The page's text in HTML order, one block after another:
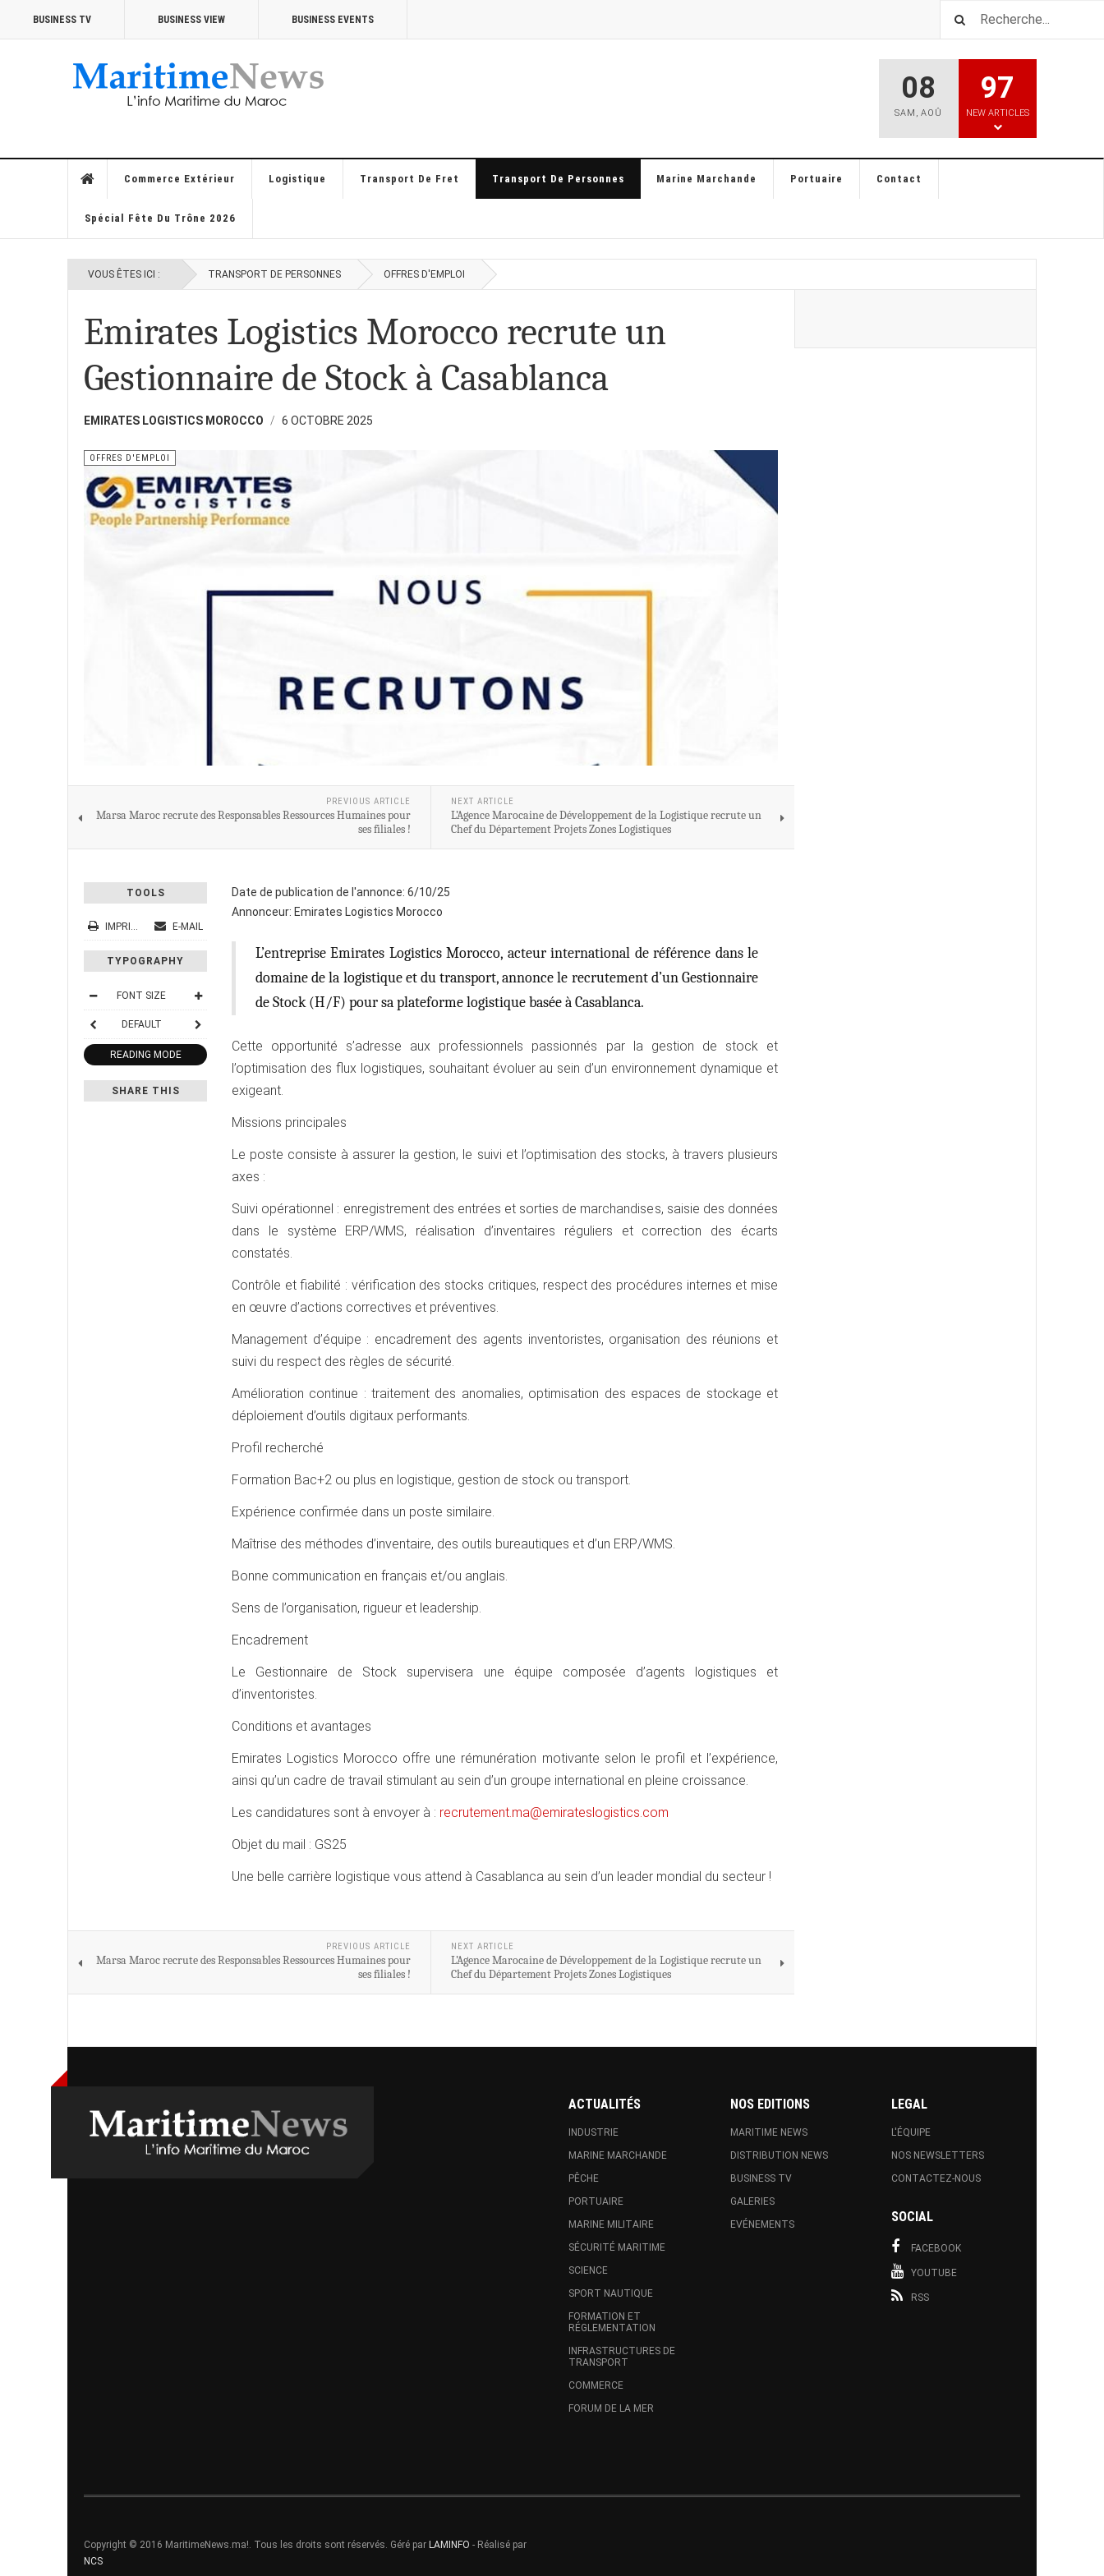
BUSINESS TV BUSINESS VIEW BUSINESS EVENTS
08
SAM , AOÛ
97
NEW ARTICLES
Commerce Extérieur Logistique Transport De Fret Transport De Personnes Marine Marchande Portuaire Contact
Spécial Fête Du Trône 2026
VOUS ÊTES ICI : TRANSPORT DE PERSONNES OFFRES D'EMPLOI
Emirates Logistics Morocco recrute un
Gestionnaire de Stock à Casablanca
EMIRATES LOGISTICS MOROCCO 6 OCTOBRE 2025
OFFRES D'EMPLOI
PREVIOUS ARTICLE
Marsa Maroc recrute des Responsables Ressources Humaines pour
ses filiales !
NEXT ARTICLE
L’Agence Marocaine de Développement de la Logistique recrute un
Chef du Département Projets Zones Logistiques
TOOLS
IMPRIMER E-MAIL
TYPOGRAPHY
FONT SIZE
DEFAULT
READING MODE
SHARE THIS
Date de publication de l'annonce: 6/10/25
Annonceur: Emirates Logistics Morocco
L’entreprise Emirates Logistics Morocco, acteur international de référence dans le
domaine de la logistique et du transport, annonce le recrutement d’un Gestionnaire
de Stock (H/F) pour sa plateforme logistique basée à Casablanca.
Cette opportunité s’adresse aux professionnels passionnés par la gestion de stock et
l’optimisation des flux logistiques, souhaitant évoluer au sein d’un environnement dynamique et
exigeant.
Missions principales
Le poste consiste à assurer la gestion, le suivi et l’optimisation des stocks, à travers plusieurs
axes :
Suivi opérationnel : enregistrement des entrées et sorties de marchandises, saisie des données
dans le système ERP/WMS, réalisation d’inventaires réguliers et correction des écarts
constatés.
Contrôle et fiabilité : vérification des stocks critiques, respect des procédures internes et mise
en œuvre d’actions correctives et préventives.
Management d’équipe : encadrement des agents inventoristes, organisation des réunions et
suivi du respect des règles de sécurité.
Amélioration continue : traitement des anomalies, optimisation des espaces de stockage et
déploiement d’outils digitaux performants.
Profil recherché
Formation Bac+2 ou plus en logistique, gestion de stock ou transport.
Expérience confirmée dans un poste similaire.
Maîtrise des méthodes d’inventaire, des outils bureautiques et d’un ERP/WMS.
Bonne communication en français et/ou anglais.
Sens de l’organisation, rigueur et leadership.
Encadrement
Le Gestionnaire de Stock supervisera une équipe composée d’agents logistiques et
d’inventoristes.
Conditions et avantages
Emirates Logistics Morocco offre une rémunération motivante selon le profil et l’expérience,
ainsi qu’un cadre de travail stimulant au sein d’un groupe international en pleine croissance.
Les candidatures sont à envoyer à : recrutement.ma@emirateslogistics.com
Objet du mail : GS25
Une belle carrière logistique vous attend à Casablanca au sein d’un leader mondial du secteur !
PREVIOUS ARTICLE
Marsa Maroc recrute des Responsables Ressources Humaines pour
ses filiales !
NEXT ARTICLE
L’Agence Marocaine de Développement de la Logistique recrute un
Chef du Département Projets Zones Logistiques
ACTUALITÉS
INDUSTRIE
MARINE MARCHANDE
PÊCHE
PORTUAIRE
MARINE MILITAIRE
SÉCURITÉ MARITIME
SCIENCE
SPORT NAUTIQUE
FORMATION ET
RÉGLEMENTATION
INFRASTRUCTURES DE
TRANSPORT
COMMERCE
FORUM DE LA MER
NOS EDITIONS
MARITIME NEWS
DISTRIBUTION NEWS
BUSINESS TV
GALERIES
EVÉNEMENTS
LEGAL
L'ÉQUIPE
NOS NEWSLETTERS
CONTACTEZ-NOUS
SOCIAL
FACEBOOK
YOUTUBE
RSS
Copyright © 2016 MaritimeNews.ma!. Tous les droits sont réservés. Géré par LAMINFO - Réalisé par
NCS